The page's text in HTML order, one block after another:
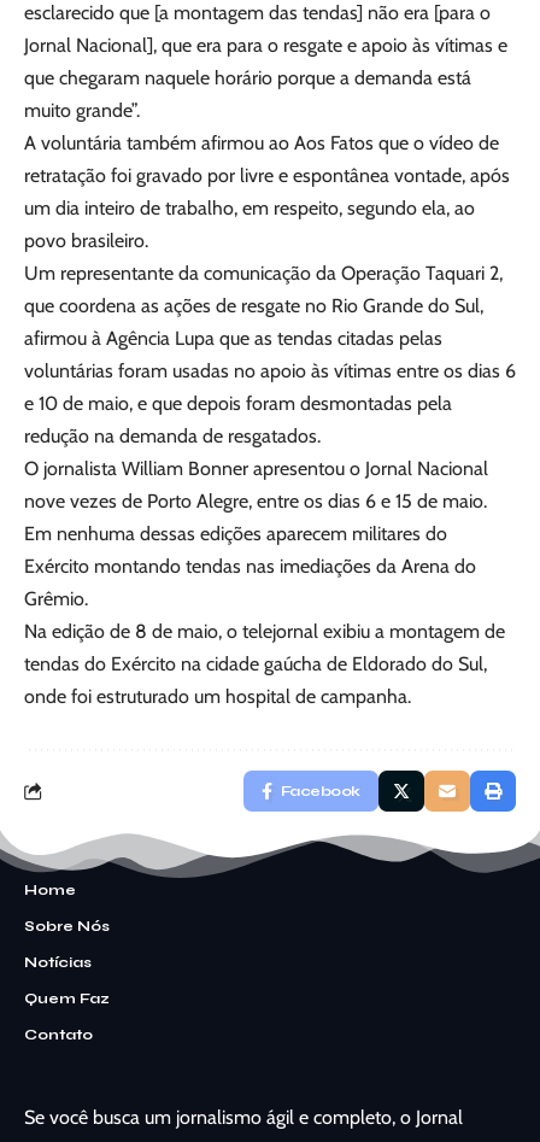
esclarecido que [a montagem das tendas] não era [para o
Jornal Nacional], que era para o resgate e apoio às vítimas e
que chegaram naquele horário porque a demanda está
muito grande”.
A voluntária também afirmou ao Aos Fatos que o vídeo de
retratação foi gravado por livre e espontânea vontade, após
um dia inteiro de trabalho, em respeito, segundo ela, ao
povo brasileiro.
Um representante da comunicação da Operação Taquari 2,
que coordena as ações de resgate no Rio Grande do Sul,
afirmou à Agência Lupa que as tendas citadas pelas
voluntárias foram usadas no apoio às vítimas entre os dias 6
e 10 de maio, e que depois foram desmontadas pela
redução na demanda de resgatados.
O jornalista William Bonner apresentou o Jornal Nacional
nove vezes de Porto Alegre, entre os dias 6 e 15 de maio.
Em nenhuma dessas edições aparecem militares do
Exército montando tendas nas imediações da Arena do
Grêmio.
Na edição de 8 de maio, o telejornal exibiu a montagem de
tendas do Exército na cidade gaúcha de Eldorado do Sul,
onde foi estruturado um hospital de campanha.
Facebook
Home
Sobre Nós
Notícias
Quem Faz
Contato
Se você busca um jornalismo ágil e completo, o Jornal